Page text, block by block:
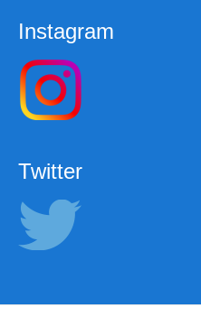
Instagram
Twitter